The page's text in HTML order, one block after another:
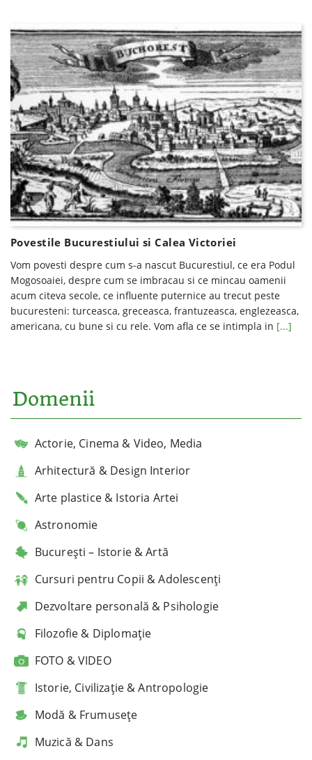
Povestile Bucurestiului si Calea Victoriei
Vom povesti despre cum s-a nascut Bucurestiul, ce era Podul
Mogosoaiei, despre cum se imbracau si ce mincau oamenii
acum citeva secole, ce influente puternice au trecut peste
bucuresteni: turceasca, greceasca, frantuzeasca, englezeasca,
americana, cu bune si cu rele. Vom afla ce se intimpla in [...]
Domenii
Actorie, Cinema & Video, Media
Arhitectură & Design Interior
Arte plastice & Istoria Artei
Astronomie
București – Istorie & Artă
Cursuri pentru Copii & Adolescenți
Dezvoltare personală & Psihologie
Filozofie & Diplomație
FOTO & VIDEO
Istorie, Civilizație & Antropologie
Modă & Frumusețe
Muzică & Dans